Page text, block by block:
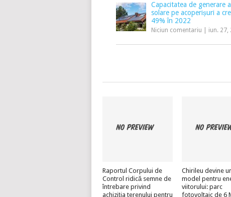
Capacitatea de generare
solare pe acoperișuri a
49% în 2022
Niciun comentariu iun. 27,
Raportul Corpului de
Control ridică semne de
întrebare privind
achiziția terenului pentru
Chirileu devine
model pentru
viitorului: parc
fotovoltaic de 6